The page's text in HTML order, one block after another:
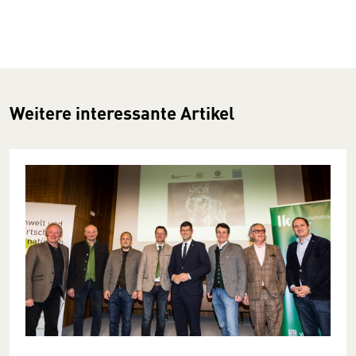
Weitere interessante Artikel